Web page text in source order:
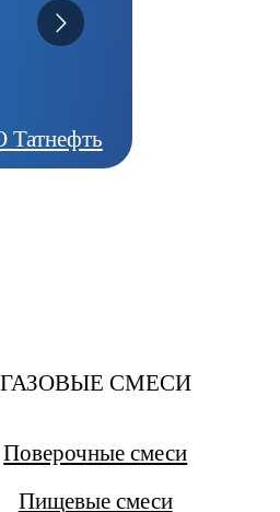
ГАЗОВЫЕ СМЕСИ
Поверочные смеси
Пищевые смеси